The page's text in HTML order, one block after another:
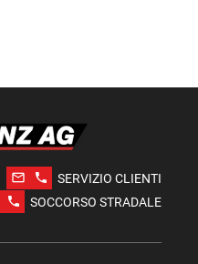
mail_outline phone
SERVIZIO CLIENTI
phone SOCCORSO STRADALE